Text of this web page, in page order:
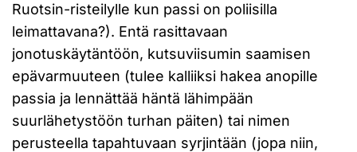
Ruotsin-risteilylle kun passi on poliisilla
leimattavana?). Entä rasittavaan
jonotuskäytäntöön, kutsuviisumin saamisen
epävarmuuteen (tulee kalliiksi hakea anopille
passia ja lennättää häntä lähimpään
suurlähetystöön turhan päiten) tai nimen
perusteella tapahtuvaan syrjintään (jopa niin,